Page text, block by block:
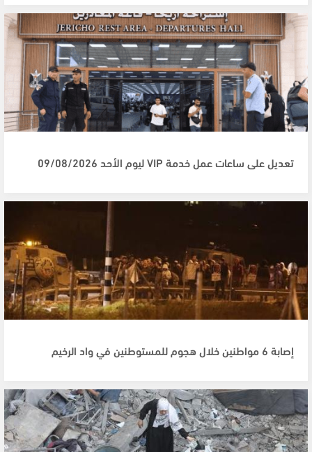
تعديل على ساعات عمل خدمة VIP ليوم الأحد 09/08/2026
إصابة 6 مواطنين خلال هجوم للمستوطنين في واد الرخيم